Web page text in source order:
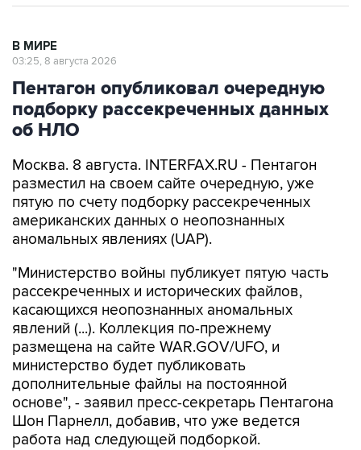
В МИРЕ
03:25, 8 августа 2026
Пентагон опубликовал очередную
подборку рассекреченных данных
об НЛО
Москва. 8 августа. INTERFAX.RU - Пентагон
разместил на своем сайте очередную, уже
пятую по счету подборку рассекреченных
американских данных о неопознанных
аномальных явлениях (UAP).
"Министерство войны публикует пятую часть
рассекреченных и исторических файлов,
касающихся неопознанных аномальных
явлений (...). Коллекция по-прежнему
размещена на сайте WAR.GOV/UFO, и
министерство будет публиковать
дополнительные файлы на постоянной
основе", - заявил пресс-секретарь Пентагона
Шон Парнелл, добавив, что уже ведется
работа над следующей подборкой.